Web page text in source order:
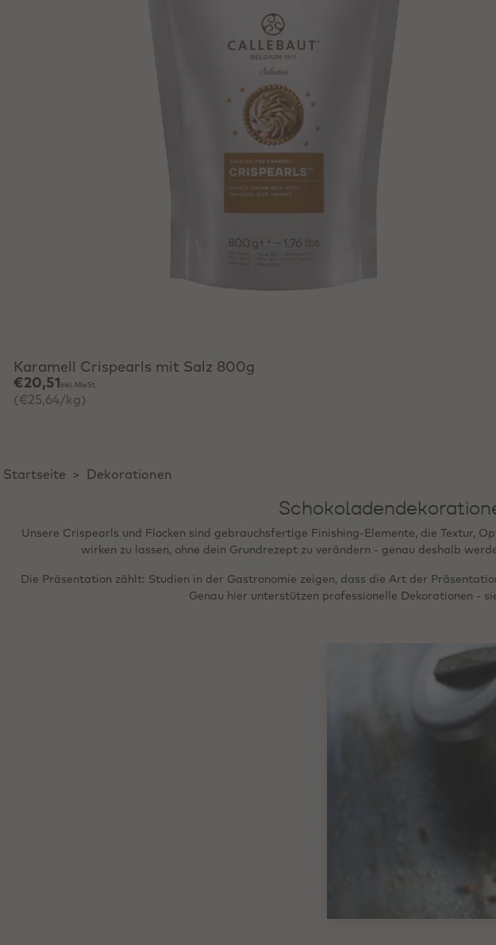
Karamell Crispearls mit Salz 800g
€20,51 inkl. MwSt.
(€25,64/kg)
Startseite > Dekorationen
Unsere Crispearls und Flocken sind gebrauchsfertige Finishing-Elemente, die Textur,
wirken zu lassen, ohne dein Grundrezept zu verändern - genau deshalb
Die Präsentation zählt: Studien in der Gastronomie zeigen, dass die Art der
Genau hier unterstützen professionelle Dekorationen -